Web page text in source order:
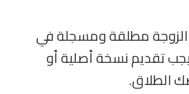
الزوجة مطلقة ومسجلة في
تقديم نسخة أصلية أو
الطلاق.